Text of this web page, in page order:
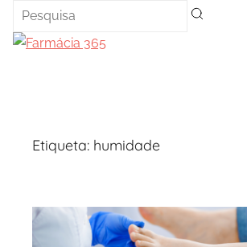
Saltar
para
Etiqueta: humidade